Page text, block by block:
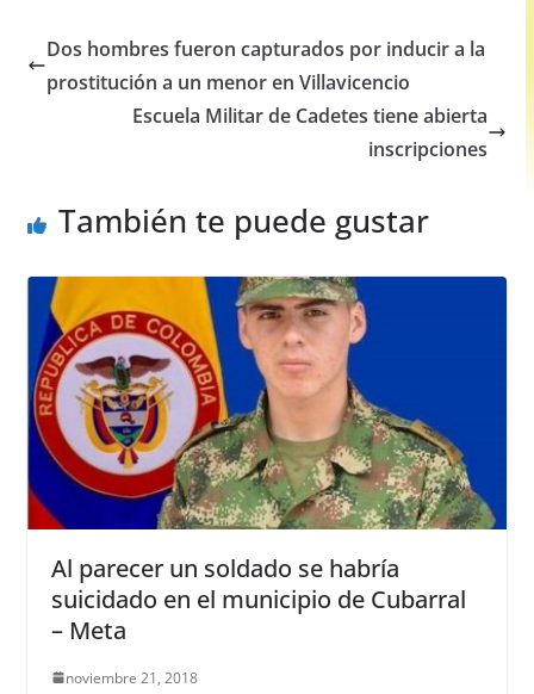
e
b
s
A
p
e
n
g
e
Dos hombres fueron capturados por inducir a la
prostitución a un menor en Villavicencio
Escuela Militar de Cadetes tiene abierta
inscripciones
También te puede gustar
Al parecer un soldado se habría
suicidado en el municipio de Cubarral
– Meta
noviembre 21, 2018